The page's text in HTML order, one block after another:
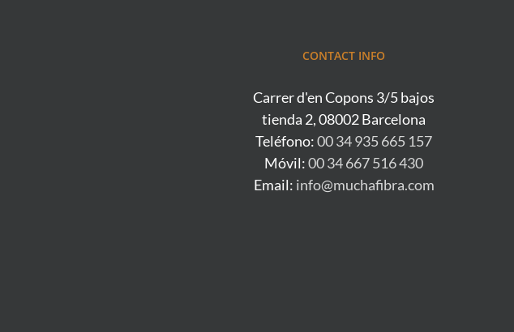
CONTACT INFO
Carrer d'en Copons 3/5 bajos
tienda 2, 08002 Barcelona
Teléfono:00 34 935 665 157
Móvil:00 34 667 516 430
Email: info@muchafibra.com